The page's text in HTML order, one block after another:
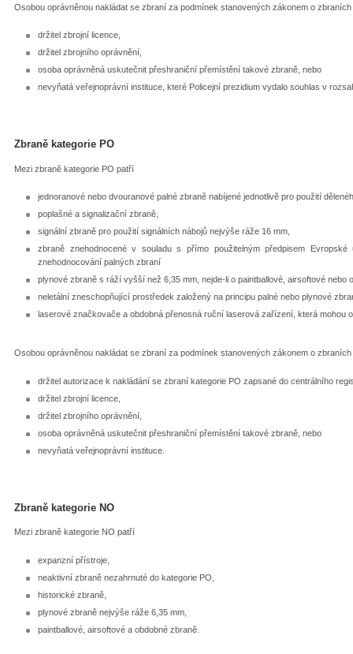
Osobou oprávněnou nakládat se zbraní za podmínek stanovených zákonem o
držitel zbrojní licence,
držitel zbrojního oprávnění,
osoba oprávněná uskutečnit přeshraniční přemístění takové zbraně, nebo
nevyňatá veřejnoprávní instituce, které Policejní prezidium vydalo souhlas v
Zbraně kategorie PO
Mezi zbraně kategorie PO patří
jednoranové nebo dvouranové palné zbraně nabíjené jednotlivě pro použití
poplašné a signalizační zbraně,
signální zbraně pro použití signálních nábojů nejvýše ráže 16 mm,
zbraně znehodnocené v souladu s přímo použitelným předpisem
znehodnocování palných zbraní
plynové zbraně s ráží vyšší než 6,35 mm, nejde-li o paintballové, airsoftové nebo
neletální zneschopňující prostředek založený na principu palné nebo plynové
laserové značkovače a obdobná přenosná ruční laserová zařízení, která mohou
Osobou oprávněnou nakládat se zbraní za podmínek stanovených zákonem o
držitel autorizace k nakládání se zbraní kategorie PO zapsané do centrálního
držitel zbrojní licence,
držitel zbrojního oprávnění,
osoba oprávněná uskutečnit přeshraniční přemístění takové zbraně, nebo
nevyňatá veřejnoprávní instituce.
Zbraně kategorie NO
Mezi zbraně kategorie NO patří
expanzní přístroje,
neaktivní zbraně nezahrnuté do kategorie PO,
historické zbraně,
plynové zbraně nejvýše ráže 6,35 mm,
paintballové, airsoftové a obdobné zbraně.